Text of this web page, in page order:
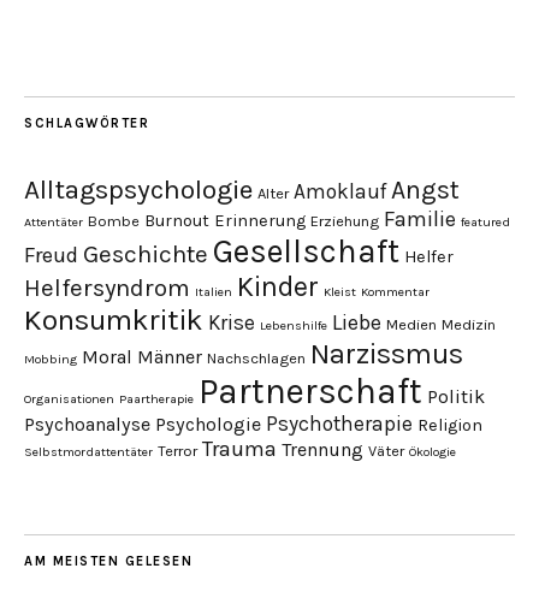
SCHLAGWÖRTER
Alltagspsychologie Alter Amoklauf Angst
Attentäter Bombe Burnout Erinnerung Erziehung Familie featured
Freud Geschichte Gesellschaft Helfer
Helfersyndrom Italien Kinder Kleist Kommentar
Konsumkritik Krise Lebenshilfe Liebe Medien Medizin
Mobbing Moral Männer Nachschlagen Narzissmus
Organisationen Paartherapie Partnerschaft Politik
Psychoanalyse Psychologie Psychotherapie Religion
Selbstmordattentäter Terror Trauma Trennung Väter Ökologie
AM MEISTEN GELESEN